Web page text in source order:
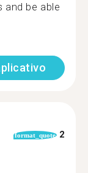
and be able
format_quote 2